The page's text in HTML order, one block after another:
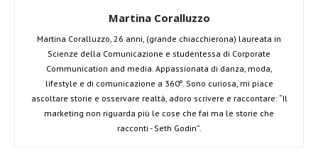
Martina Coralluzzo
Martina Coralluzzo, 26 anni, (grande chiacchierona) laureata in
Scienze della Comunicazione e studentessa di Corporate
Communication and media. Appassionata di danza, moda,
lifestyle e di comunicazione a 360º. Sono curiosa, mi piace
ascoltare storie e osservare realtà, adoro scrivere e raccontare: “Il
marketing non riguarda più le cose che fai ma le storie che
racconti - Seth Godin”.